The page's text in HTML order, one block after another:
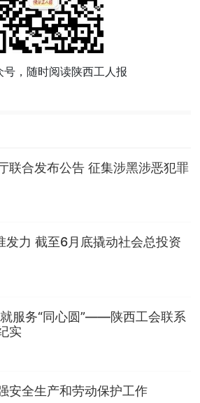
号，随时阅读陕西工人报
联合发布公告 征集涉黑涉恶犯罪
发力 截至6月底撬动社会总投资
服务“同心圆”——陕西工会联系
实
安全生产和劳动保护工作